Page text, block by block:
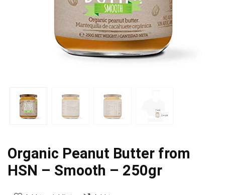
Organic Peanut Butter from
HSN – Smooth – 250gr